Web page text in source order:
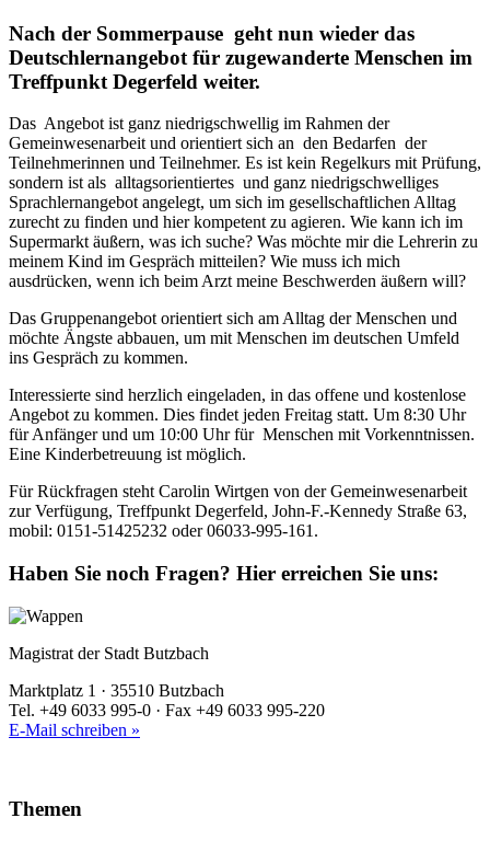
Nach der Sommerpause geht nun wieder das
Deutschlernangebot für zugewanderte Menschen im
Treffpunkt Degerfeld weiter.
Das Angebot ist ganz niedrigschwellig im Rahmen der
Gemeinwesenarbeit und orientiert sich an den Bedarfen der
Teilnehmerinnen und Teilnehmer. Es ist kein Regelkurs mit Prüfung,
sondern ist als alltagsorientiertes und ganz niedrigschwelliges
Sprachlernangebot angelegt, um sich im gesellschaftlichen Alltag
zurecht zu finden und hier kompetent zu agieren. Wie kann ich im
Supermarkt äußern, was ich suche? Was möchte mir die Lehrerin zu
meinem Kind im Gespräch mitteilen? Wie muss ich mich
ausdrücken, wenn ich beim Arzt meine Beschwerden äußern will?
Das Gruppenangebot orientiert sich am Alltag der Menschen und
möchte Ängste abbauen, um mit Menschen im deutschen Umfeld
ins Gespräch zu kommen.
Interessierte sind herzlich eingeladen, in das offene und kostenlose
Angebot zu kommen. Dies findet jeden Freitag statt. Um 8:30 Uhr
für Anfänger und um 10:00 Uhr für Menschen mit Vorkenntnissen.
Eine Kinderbetreuung ist möglich.
Für Rückfragen steht Carolin Wirtgen von der Gemeinwesenarbeit
zur Verfügung, Treffpunkt Degerfeld, John-F.-Kennedy Straße 63,
mobil: 0151-51425232 oder 06033-995-161.
Haben Sie noch Fragen? Hier erreichen Sie uns:
Magistrat der Stadt Butzbach
Marktplatz 1 · 35510 Butzbach
Tel. +49 6033 995-0 · Fax +49 6033 995-220
E-Mail schreiben »
Themen